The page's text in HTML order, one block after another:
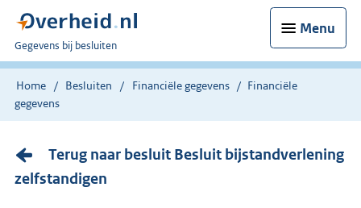
Menu
U
bent
nu
Gegevens bij besluiten
Home Besluiten Financiële gegevens
Financiële
gegevens
Terug naar besluit Besluit bijstandverlening
zelfstandigen